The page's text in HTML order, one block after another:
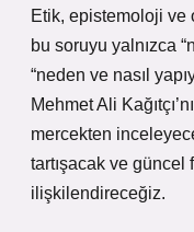
Etik, epistemoloji ve
bu soruyu yalnızca
“neden ve nasıl
Mehmet Ali
mercekten
tartışacak ve
ilişkilendireceğiz.